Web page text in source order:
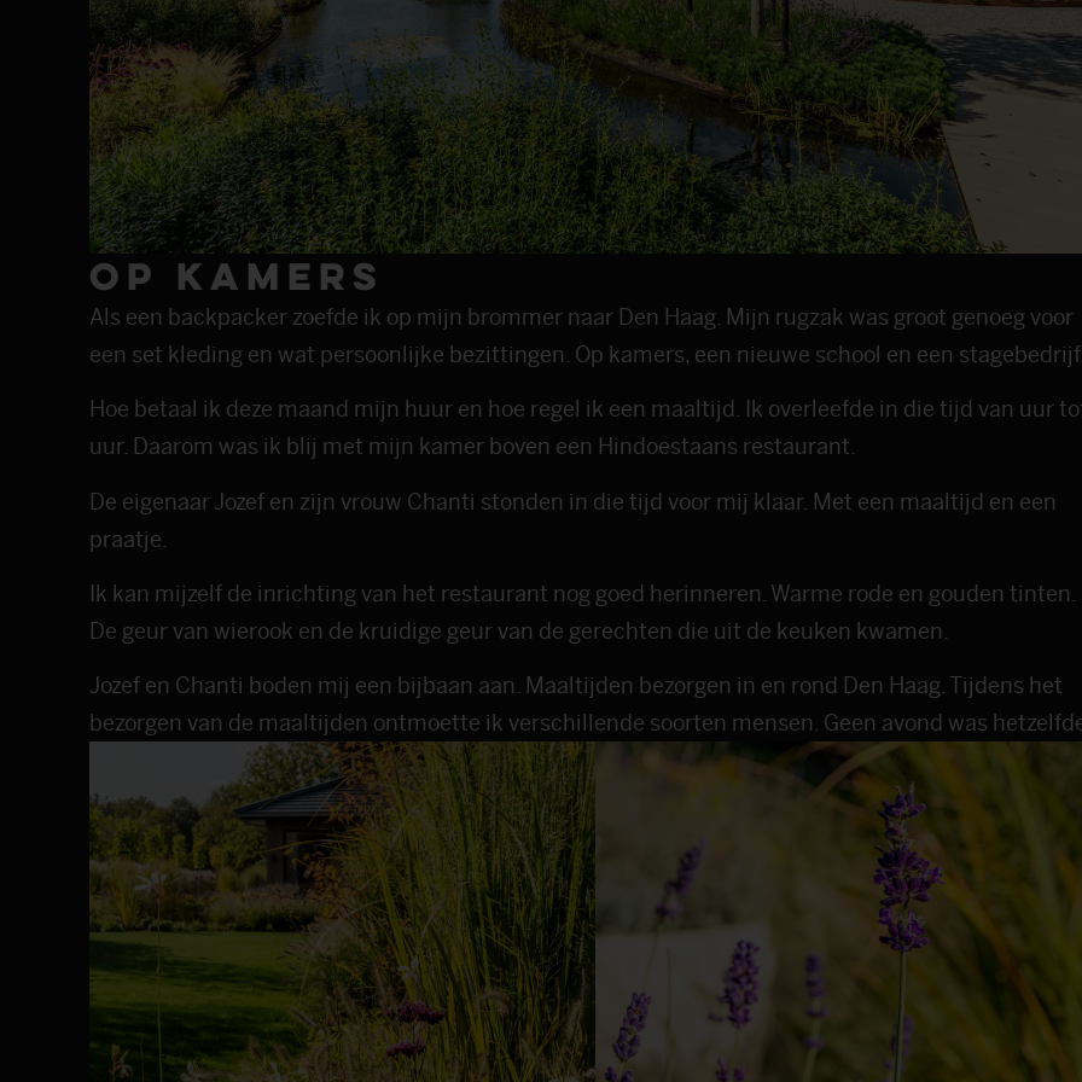
Op kamers
Als een backpacker zoefde ik op mijn brommer naar Den Haag. Mijn rugzak was groot genoeg voor
een set kleding en wat persoonlijke bezittingen. Op kamers, een nieuwe school en een
Hoe betaal ik deze maand mijn huur en hoe regel ik een maaltijd. Ik overleefde in die tijd van uur
uur. Daarom was ik blij met mijn kamer boven een Hindoestaans restaurant.
De eigenaar Jozef en zijn vrouw Chanti stonden in die tijd voor mij klaar. Met een maaltijd en een
praatje.
Ik kan mijzelf de inrichting van het restaurant nog goed herinneren. Warme rode en gouden tinten.
De geur van wierook en de kruidige geur van de gerechten die uit de keuken kwamen.
Jozef en Chanti boden mij een bijbaan aan. Maaltijden bezorgen in en rond Den Haag. Tijdens het
bezorgen van de maaltijden ontmoette ik verschillende soorten mensen. Geen avond was